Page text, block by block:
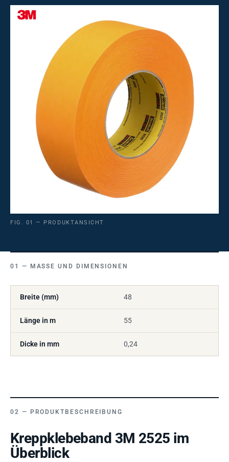
FIG. 01 — PRODUKTANSICHT
MASSE UND DIMENSIONEN
Breite (mm) 48
Länge in m 55
Dicke in mm 0,24
PRODUKTBESCHREIBUNG
Kreppklebeband 3M 2525 im
Überblick